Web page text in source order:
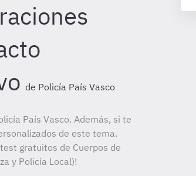
de Policía País Vasco
País Vasco. Además, si te
de este tema.
gratuitos de Cuerpos de
y Policía Local)!